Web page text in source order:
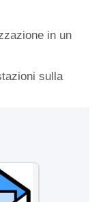
in un
sulla